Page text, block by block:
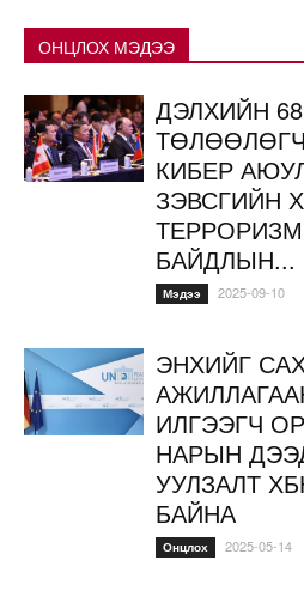
ОНЦЛОХ МЭДЭЭ
ДЭЛХИЙН
КИБЕР
ЗЭВСГИЙН
БАЙДЛЫН...
Мэдээ 2025-09-10
ЭНХИЙГ
ИЛГЭЭГЧ
НАРЫН
УУЛЗАЛТ
БАЙНА
Онцлох 2025-05-14